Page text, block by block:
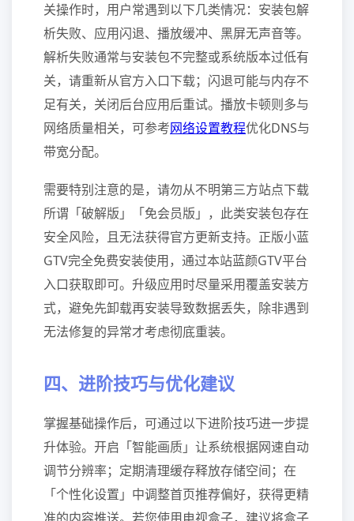
关操作时，用户常遇到以下几类情况：安装包解
析失败、应用闪退、播放缓冲、黑屏无声音等。
解析失败通常与安装包不完整或系统版本过低有
关，请重新从官方入口下载；闪退可能与内存不
足有关，关闭后台应用后重试。播放卡顿则多与
网络质量相关，可参考网络设置教程优化DNS与
带宽分配。
需要特别注意的是，请勿从不明第三方站点下载
所谓「破解版」「免会员版」，此类安装包存在
安全风险，且无法获得官方更新支持。正版小蓝
GTV完全免费安装使用，通过本站蓝颜GTV平台
入口获取即可。升级应用时尽量采用覆盖安装方
式，避免先卸载再安装导致数据丢失，除非遇到
无法修复的异常才考虑彻底重装。
四、进阶技巧与优化建议
掌握基础操作后，可通过以下进阶技巧进一步提
升体验。开启「智能画质」让系统根据网速自动
调节分辨率；定期清理缓存释放存储空间；在
「个性化设置」中调整首页推荐偏好，获得更精